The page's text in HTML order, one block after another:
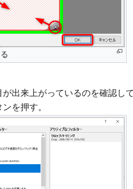
が出来上がっているのを確認し
を押す。